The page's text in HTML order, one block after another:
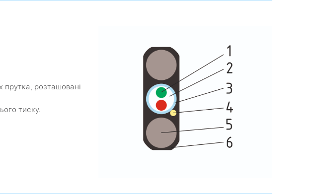
розташовані
тиску.